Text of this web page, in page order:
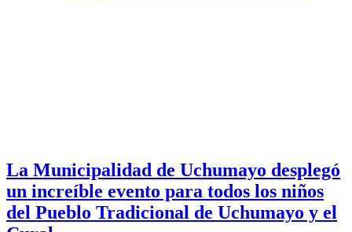
La Municipalidad de Uchumayo desplegó
un increíble evento para todos los niños
del Pueblo Tradicional de Uchumayo y el